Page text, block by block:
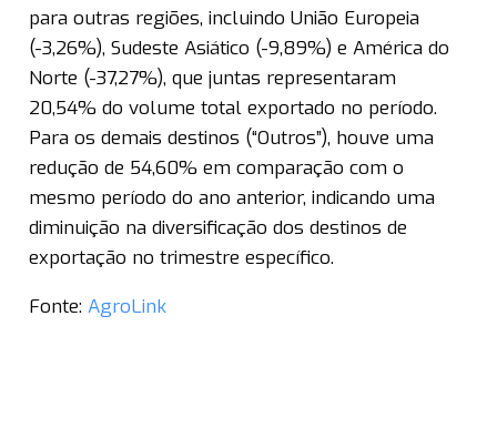
para outras regiões, incluindo União Europeia
(-3,26%), Sudeste Asiático (-9,89%) e América do
Norte (-37,27%), que juntas representaram
20,54% do volume total exportado no período.
Para os demais destinos (“Outros”), houve uma
redução de 54,60% em comparação com o
mesmo período do ano anterior, indicando uma
diminuição na diversificação dos destinos de
exportação no trimestre específico.
Fonte: AgroLink